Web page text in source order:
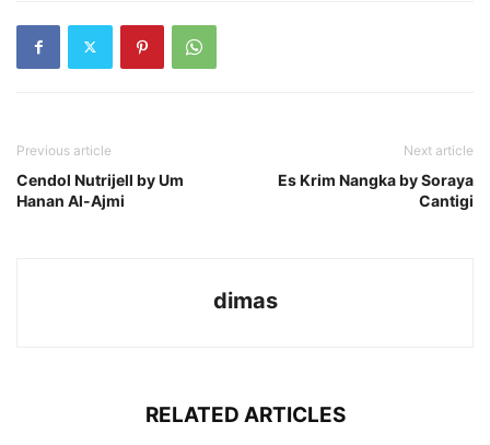
Previous article
Cendol Nutrijell by Um
Hanan Al-Ajmi
Next article
Es Krim Nangka by Soraya
Cantigi
dimas
RELATED ARTICLES